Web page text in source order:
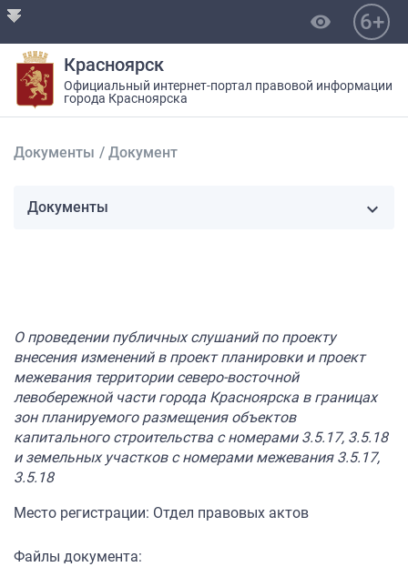
visibility 6+
Красноярск
Официальный интернет-портал правовой информации
города Красноярска
Документы / Документ
О проведении публичных слушаний по проекту
внесения изменений в проект планировки и проект
межевания территории северо-восточной
левобережной части города Красноярска в границах
зон планируемого размещения объектов
капитального строительства с номерами 3.5.17, 3.5.18
и земельных участков с номерами межевания 3.5.17,
3.5.18
Место регистрации: Отдел правовых актов
Файлы документа:
Документы